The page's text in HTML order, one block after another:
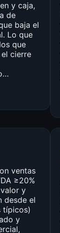
y caja,
de
baja el
Lo que
que
cierre
ventas
≥20%
y
desde el
típicos)
y